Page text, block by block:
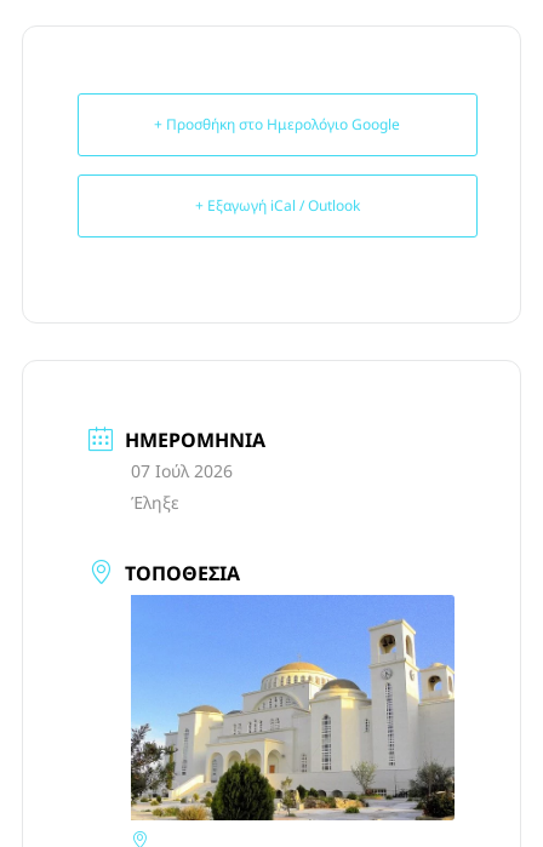
+ Προσθήκη στο Ημερολόγιο Google
+ Εξαγωγή iCal / Outlook
ΗΜΕΡΟΜΗΝΊΑ
07 Ιούλ 2026
Έληξε
ΤΟΠΟΘΕΣΊΑ